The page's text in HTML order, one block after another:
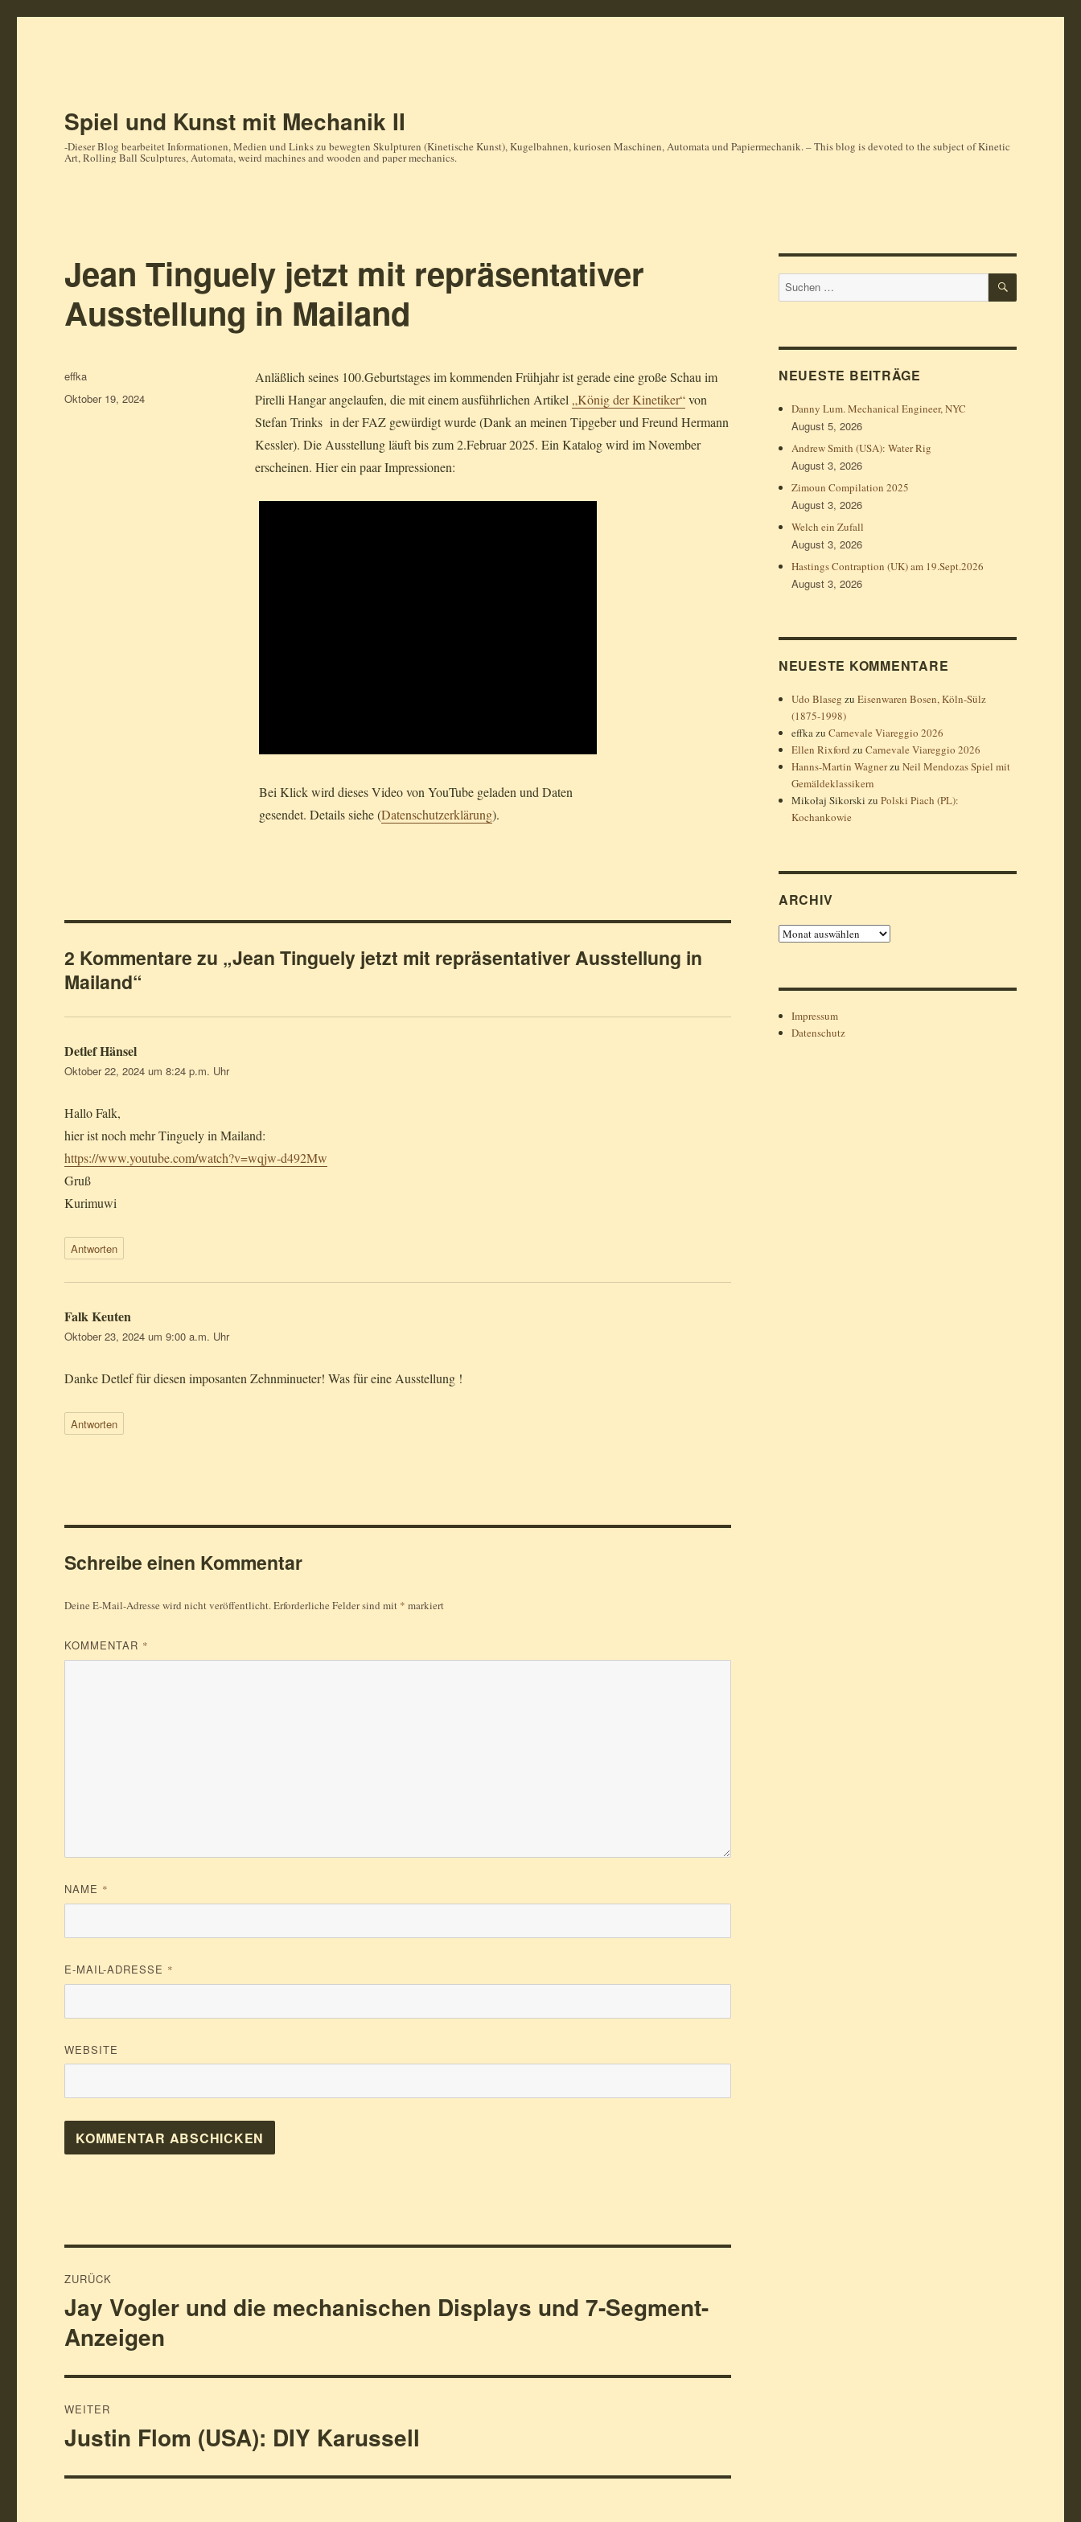
Spiel und Kunst mit Mechanik II
-Dieser Blog bearbeitet Informationen, Medien und Links zu bewegten Skulpturen (Kinetische Kunst), Kugelbahnen, kuriosen Maschinen, Automata und Papiermechanik. – This blog is devoted to the subject of Kinetic
Art, Rolling Ball Sculptures, Automata, weird machines and wooden and paper mechanics.
Jean Tinguely jetzt mit repräsentativer
Ausstellung in Mailand
Anläßlich seines 100.Geburtstages im kommenden Frühjahr ist gerade eine große Schau im
Pirelli Hangar angelaufen, die mit einem ausführlichen Artikel „König der Kinetiker“von
Stefan Trinks in der FAZ gewürdigt wurde (Dank an meinen Tipgeber und Freund Hermann
Kessler). Die Ausstellung läuft bis zum 2.Februar 2025. Ein Katalog wird im November
erscheinen. Hier ein paar Impressionen:
Bei Klick wird dieses Video von YouTube geladen und Daten
gesendet. Details siehe (Datenschutzerklärung).
Autor
effka
Veröffentlicht
Oktober 19, 2024
2 Kommentare zu „Jean Tinguely jetzt mit repräsentativer Ausstellung in
Mailand“
Detlef Hänsel
Oktober 22, 2024 um 8:24 p.m. Uhr
Hallo Falk,
hier ist noch mehr Tinguely in Mailand:
https://www.youtube.com/watch?v=wqjw-d492Mw
Gruß
Kurimuwi
Antworten
Falk Keuten
Oktober 23, 2024 um 9:00 a.m. Uhr
Danke Detlef für diesen imposanten Zehnminueter! Was für eine Ausstellung !
Antworten
Schreibe einen Kommentar
Deine E-Mail-Adresse wird nicht veröffentlicht.Erforderliche Felder sind mit * markiert
KOMMENTAR *
NAME *
E-MAIL-ADRESSE *
WEBSITE
ZURÜCK
Vorheriger
Beitrag:
Jay Vogler und die mechanischen Displays und 7-Segment-
Anzeigen
WEITER
Nächster
Justin Flom (USA): DIY Karussell
Suchen
nach:
SUCHEN
NEUESTE BEITRÄGE
Danny Lum. Mechanical Engineer, NYC
August 5, 2026
Andrew Smith (USA): Water Rig
August 3, 2026
Zimoun Compilation 2025
August 3, 2026
Welch ein Zufall
August 3, 2026
Hastings Contraption (UK) am 19.Sept.2026
August 3, 2026
NEUESTE KOMMENTARE
Udo Blaseg zuEisenwaren Bosen, Köln-Sülz
(1875-1998)
effkazuCarnevale Viareggio 2026
Ellen Rixford zuCarnevale Viareggio 2026
Hanns-Martin WagnerzuNeil Mendozas Spiel mit
Gemäldeklassikern
Mikołaj Sikorski zuPolski Piach (PL):
Kochankowie
ARCHIV
Archiv
Impressum
Datenschutz